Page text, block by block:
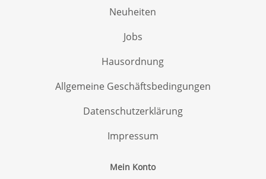
Neuheiten
Jobs
Hausordnung
Allgemeine Geschäftsbedingungen
Datenschutzerklärung
Impressum
Mein Konto